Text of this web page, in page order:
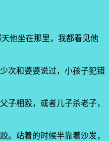
他坐在那里，我都看见他
次和婆婆说过，小孩子犯错
子相殴，或者儿子杀老子，
。站着的时候半靠着沙发，